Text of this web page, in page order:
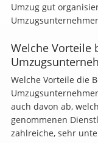
Umzug gut
Welche Vorteile
Welche Vorteile die
auch davon ab,
genommenen
zahlreiche, sehr